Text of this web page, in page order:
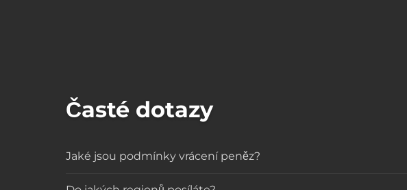
Časté dotazy
Jaké jsou podmínky vrácení peněz?